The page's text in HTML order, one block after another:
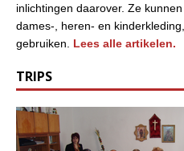
inlichtingen daarover. Ze
dames-, heren- en
gebruiken. Lees alle artikelen.
TRIPS